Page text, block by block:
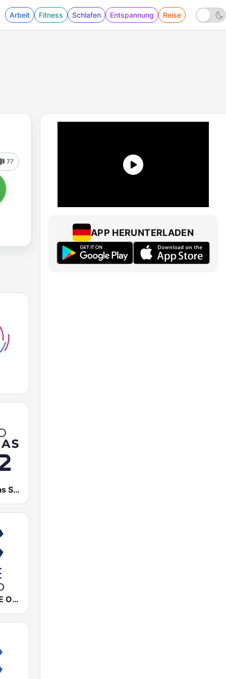
Arbeit Fitness Schlafen Entspannung Reise
77
Radio Asturias SER
Cadena COPE Oviedo
APP HERUNTERLADEN